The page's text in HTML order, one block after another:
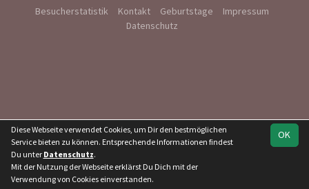
Besucherstatistik Kontakt Geburtstage
Impressum
Datenschutz
OK
Diese Webseite verwendet Cookies, um Dir den bestmöglichen
Service bieten zu können. Entsprechende Informationen findest
Du unter Datenschutz.
Mit der Nutzung der Webseite erklärst Du Dich mit der
Verwendung von Cookies einverstanden.